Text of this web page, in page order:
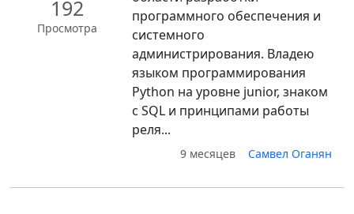
192
Просмотра
программного обеспечения и
системного
администрирования. Владею
языком программирования
Python на уровне junior, знаком
с SQL и принципами работы
реля...
9 месяцев Самвел Оганян